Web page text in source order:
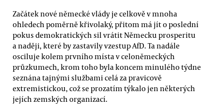
Začátek nové německé vlády je celkově v mnoha
ohledech poměrně křivolaký, přitom má jít o poslední
pokus demokratických sil vrátit Německu prosperitu
a naději, které by zastavily vzestup AfD. Ta nadále
osciluje kolem prvního místa v celoněmeckých
průzkumech, krom toho byla koncem minulého týdne
seznána tajnými službami celá za pravicově
extremistickou, což se prozatím týkalo jen některých
jejích zemských organizací.